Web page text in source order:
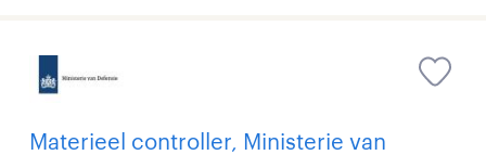
Materieel controller, Ministerie van